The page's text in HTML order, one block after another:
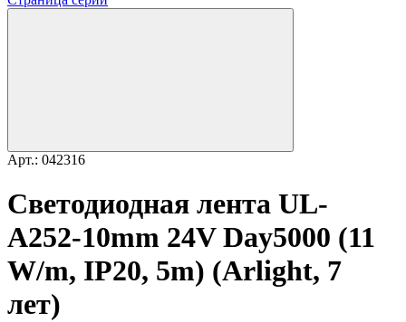
Арт.: 042316
Светодиодная лента UL-
A252-10mm 24V Day5000 (11
W/m, IP20, 5m) (Arlight, 7
лет)